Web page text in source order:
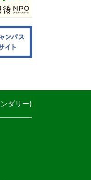
ダリー)